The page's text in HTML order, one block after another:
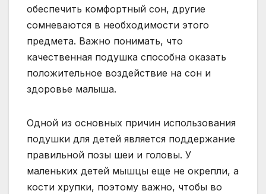
обеспечить комфортный сон, другие
сомневаются в необходимости этого
предмета. Важно понимать, что
качественная подушка способна оказать
положительное воздействие на сон и
здоровье малыша.
Одной из основных причин использования
подушки для детей является поддержание
правильной позы шеи и головы. У
маленьких детей мышцы еще не окрепли, а
кости хрупки, поэтому важно, чтобы во